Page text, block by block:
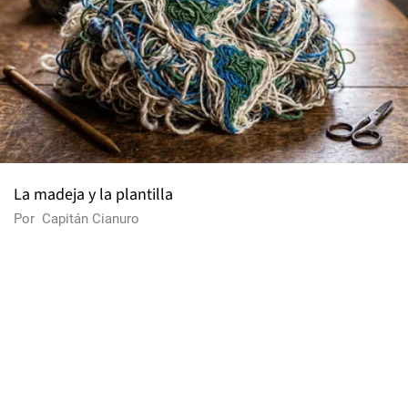
La madeja y la plantilla
Por Capitán Cianuro